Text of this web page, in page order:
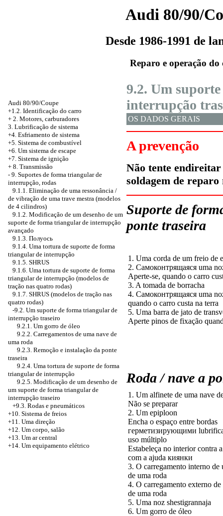
Audi 80/90/
Desde 1986-1991 de
Reparo e operação do
Audi 80/90/Coupe
+1.2. Identificação do carro
+ 2. Motores, carburadores
3. Lubrificação de sistema
+4. Esfriamento de sistema
+5. Sistema de combustível
+6. Um sistema de escape
+7. Sistema de ignição
+ 8. Transmissão
- 9. Suportes de forma triangular de
interrupção, rodas
9.1.1. Eliminação de uma ressonância /
de vibração de uma trave mestra (modelos
de 4 cilindros)
9.1.2. Modificação de um desenho de um
suporte de forma triangular de interrupção
avançado
9.1.3. Полуось
9.1.4. Uma tortura de suporte de forma
triangular de interrupção
9.1.5. SHRUS
9.1.6. Uma tortura de suporte de forma
triangular de interrupção (modelos de
tração nas quatro rodas)
9.1.7. SHRUS (modelos de tração nas
quatro rodas)
-9.2. Um suporte de forma triangular de
interrupção traseiro
9.2.1. Um gorro de óleo
9.2.2. Carregamentos de uma nave de
uma roda
9.2.3. Remoção e instalação da ponte
traseira
9.2.4. Uma tortura de suporte de forma
triangular de interrupção
9.2.5. Modificação de um desenho de
um suporte de forma triangular de
interrupção traseiro
+9.3. Rodas e pneumáticos
+10. Sistema de freios
+11. Uma direção
+12. Um corpo, salão
+13. Um ar central
+14. Um equipamento elétrico
9.2. Um
interrupção
OS DADOS GERAIS
A prevenção
Não tente
soldagem de
Suporte de
ponte traseira
1. Uma corda de um freio de
2. Самоконтрящаяся uma
Aperte-se, quando o carro
3. A tomada de borracha
4. Самоконтрящаяся uma
quando o carro custa na terra
5. Uma barra de jato de
Aperte pinos de fixação
Roda / nave a
1. Um alfinete de uma nave
Não se preparar
2. Um epiploon
Encha o espaço entre bordas
герметизирующими
uso múltiplo
Estabeleça no interior contra
com a ajuda киянки
3. O carregamento interno de
de uma roda
4. O carregamento externo de
de uma roda
5. Uma noz shestigrannaja
6. Um gorro de óleo